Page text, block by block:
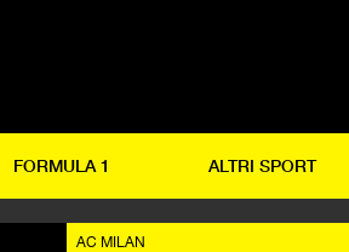
FORMULA 1 ALTRI SPORT
AC MILAN